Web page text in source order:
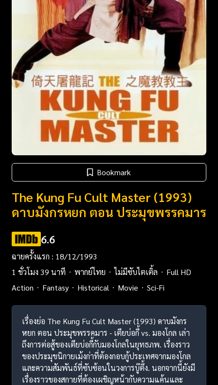
Bookmark
The Kung Fu Cult Master (1993)
ดาบมังกรหยก ตอน ประมุขพรรคมาร
6.6
ฉายครั้งแรก : 18/12/1993
1 ชั่วโมง 39 นาที
พากย์ไทย ไม่มีซับไตเติ้ล
Full HD
Action
Fantasy Historical Movie Sci-Fi
เรื่องย่อ The Kung Fu Cult Master (1993) ดาบมังกร
หยก ตอน ประมุขพรรคมาร - เตียบ่อกี้ vs. มองโกล เล่า
ถึงการต่อสู้ของเตียบ่อกี้กับมองโกลในยุทธภพ. เรื่องราว
ของประมุขนิกายเม้งก่าที่ต้องกอบกู้ประเทศจากมองโกล
และความสัมพันธ์ที่ซับซ้อนในวงการบู๊ตึ้ง. นอกจากนี้ยังมี
เรื่องราวของสกายที่ต้องเผชิญหน้ากับความแค้นและ